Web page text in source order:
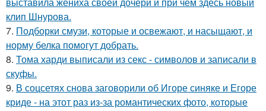
клип Шнурова.
7. Подборки смузи, которые и освежают, и насыщают, и
норму белка помогут добрать.
8. Тома харди выписали из секс - символов и записали в
скуфы.
9. В соцсетях снова заговорили об Игоре синяке и Егоре
криде - на этот раз из-за романтических фото, которые